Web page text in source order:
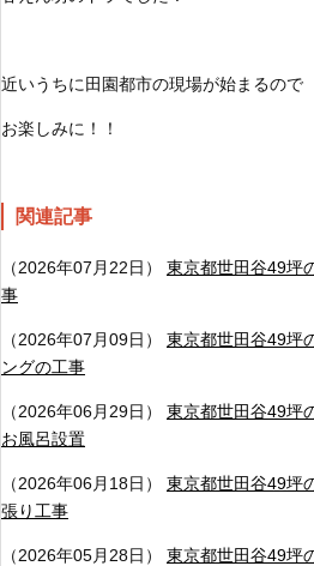
近いうちに田園都市の現場が始まるので
お楽しみに！！
関連記事
（2026年07月22日） 東京都世田谷49坪
事
（2026年07月09日） 東京都世田谷49坪
ングの工事
（2026年06月29日） 東京都世田谷49坪
お風呂設置
（2026年06月18日） 東京都世田谷49坪
張り工事
（2026年05月28日） 東京都世田谷49坪